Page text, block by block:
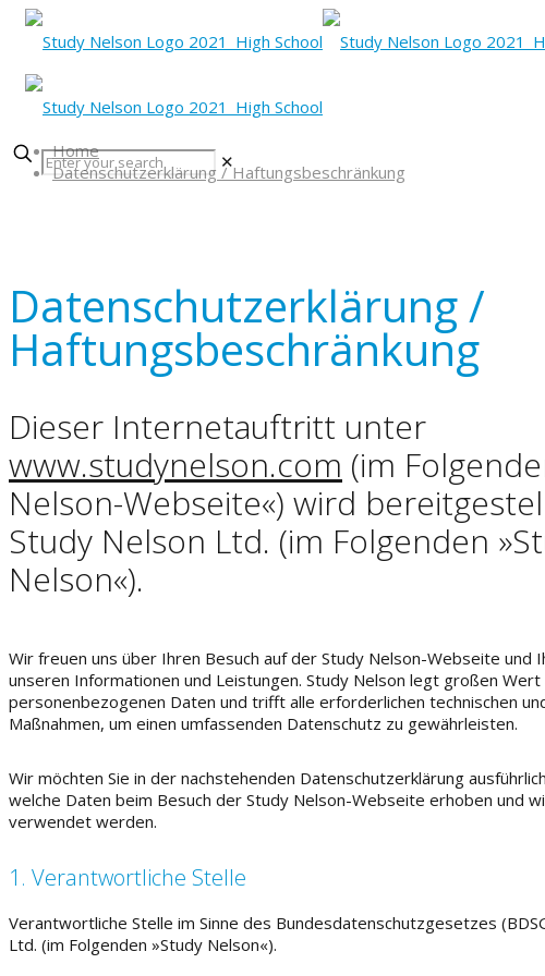
✕
Home
Datenschutzerklärung / Haftungsbeschränkung
Datenschutzerklärung /
Haftungsbeschränkung
Dieser Internetauftritt unter
www.studynelson.com (im
Nelson-Webseite«) wird
Study Nelson Ltd. (im Folgenden
Nelson«).
Wir freuen uns über Ihren Besuch auf der Study Nelson-Webseite und
unseren Informationen und Leistungen. Study Nelson legt großen Wert
personenbezogenen Daten und trifft alle erforderlichen technischen
Maßnahmen, um einen umfassenden Datenschutz zu gewährleisten.
Wir möchten Sie in der nachstehenden Datenschutzerklärung
welche Daten beim Besuch der Study Nelson-Webseite erhoben und
verwendet werden.
1. Verantwortliche Stelle
Verantwortliche Stelle im Sinne des Bundesdatenschutzgesetzes
Ltd. (im Folgenden »Study Nelson«).